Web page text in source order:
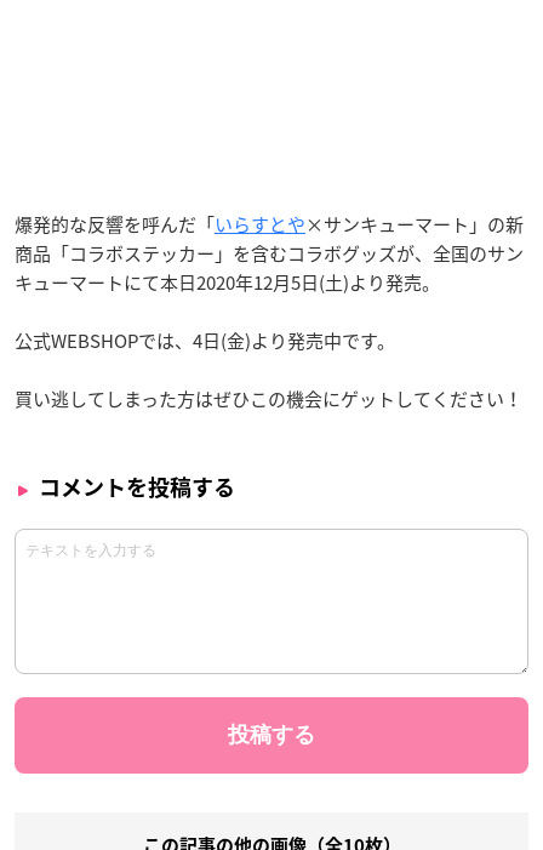
爆発的な反響を呼んだ「いらすとや×サンキューマート」の新
商品「コラボステッカー」を含むコラボグッズが、全国のサン
キューマートにて本日2020年12月5日(土)より発売。
公式WEBSHOPでは、4日(金)より発売中です。
買い逃してしまった方はぜひこの機会にゲットしてください！
コメントを投稿する
この記事の他の画像（全10枚）